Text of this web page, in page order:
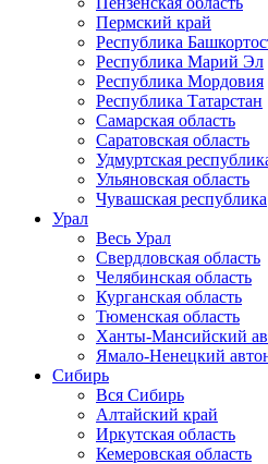
Пермский край
Республика
Республика Марий Эл
Республика Мордовия
Республика Татарстан
Самарская область
Саратовская область
Удмуртская
Ульяновская область
Чувашская республика
Урал
Весь Урал
Свердловская область
Челябинская область
Курганская область
Тюменская область
Ханты-Мансийский
Ямало-Ненецкий
Сибирь
Вся Сибирь
Алтайский край
Иркутская область
Кемеровская область